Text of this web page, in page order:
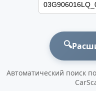
🔍
Автоматический поиск